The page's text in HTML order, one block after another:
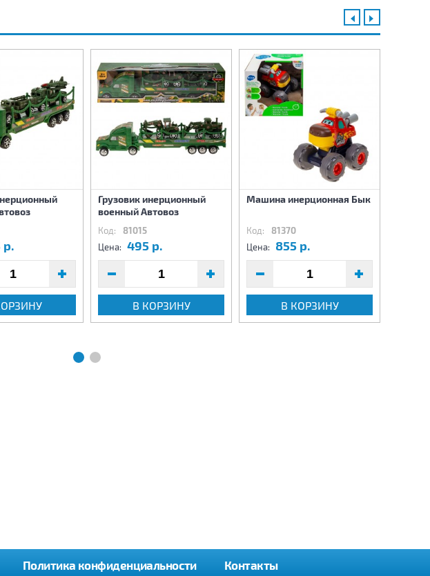
р.
Грузовик инерционный
военный Автовоз
Код: 81015
Цена: 495 р.
В КОРЗИНУ
Машина инерционная Бык
Код: 81370
Цена: 855 р.
В КОРЗИНУ
Политика конфиденциальности Контакты